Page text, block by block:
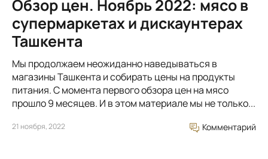
Обзор цен. Ноябрь 2022: мясо в
супермаркетах и дискаунтерах
Ташкента
Мы продолжаем неожиданно наведываться в
магазины Ташкента и собирать цены на продукты
питания. С момента первого обзора цен на мясо
прошло 9 месяцев. И в этом материале мы не только...
21 ноября, 2022 Комментарий